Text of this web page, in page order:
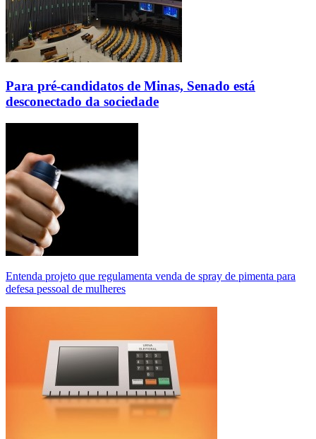
Para pré-candidatos de Minas, Senado está
desconectado da sociedade
Entenda projeto que regulamenta venda de spray de pimenta para
defesa pessoal de mulheres